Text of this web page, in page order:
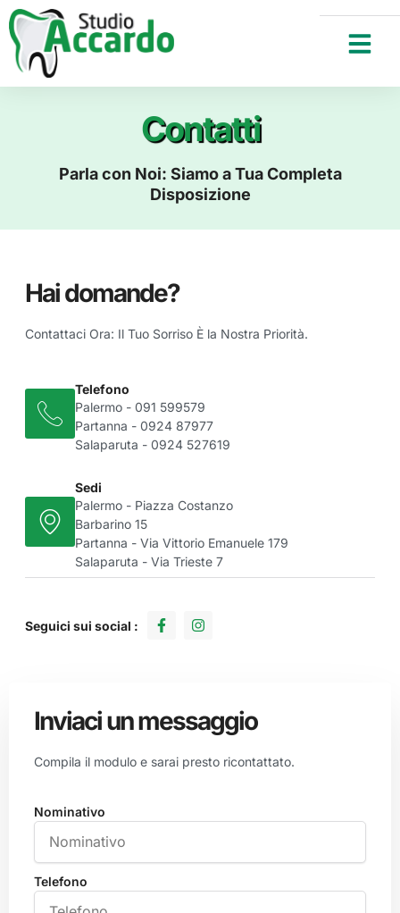
Contatti
Parla con Noi: Siamo a Tua Completa
Disposizione
Hai domande?
Contattaci Ora: Il Tuo Sorriso È la Nostra Priorità.
Telefono
Palermo - 091 599579
Partanna - 0924 87977
Salaparuta - 0924 527619
Sedi
Palermo - Piazza Costanzo
Barbarino 15
Partanna - Via Vittorio Emanuele 179
Salaparuta - Via Trieste 7
Seguici sui social :
Inviaci un messaggio
Compila il modulo e sarai presto ricontattato.
Nominativo
Telefono